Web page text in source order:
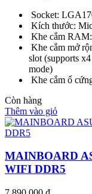
Socket:
Kích thước:
Khe cắm
Khe cắm mở
slot (supports
mode)
Khe cắm ổ
Còn hàng
Thêm vào giỏ
MAINBOARD
WIFI DDR5